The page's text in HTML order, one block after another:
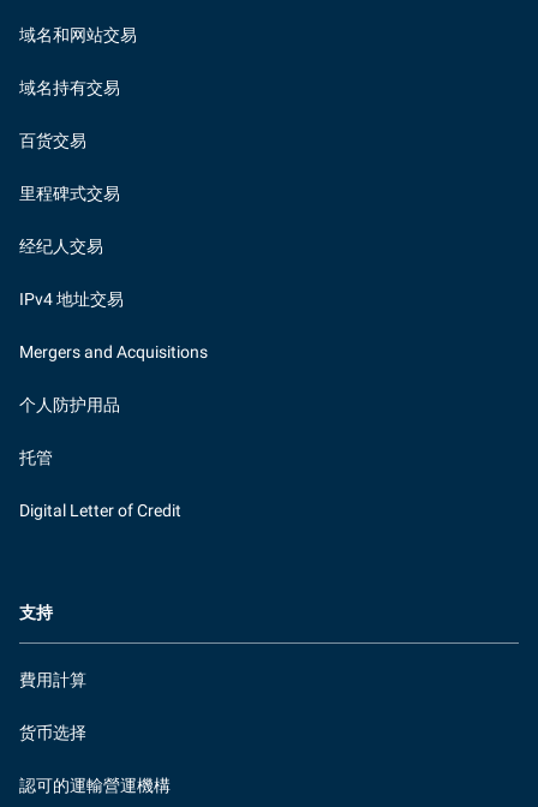
域名和网站交易
域名持有交易
百货交易
里程碑式交易
经纪人交易
IPv4 地址交易
Mergers and Acquisitions
个人防护用品
托管
Digital Letter of Credit
支持
費用計算
货币选择
認可的運輸營運機構